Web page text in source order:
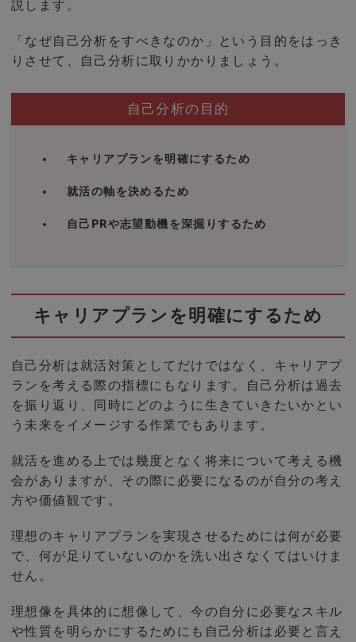
説します。
「なぜ自己分析をすべきなのか」という目的をはっき
りさせて、自己分析に取りかかりましょう。
自己分析の目的
キャリアプランを明確にするため
就活の軸を決めるため
自己PRや志望動機を深掘りするため
キャリアプランを明確にするため
自己分析は就活対策としてだけではなく、キャリアプ
ランを考える際の指標にもなります。自己分析は過去
を振り返り、同時にどのように生きていきたいかとい
う未来をイメージする作業でもあります。
就活を進める上では幾度となく将来について考える機
会がありますが、その際に必要になるのが自分の考え
方や価値観です。
理想のキャリアプランを実現させるためには何が必要
で、何が足りていないのかを洗い出さなくてはいけま
せん。
理想像を具体的に想像して、今の自分に必要なスキル
や性質を明らかにするためにも自己分析は必要と言え